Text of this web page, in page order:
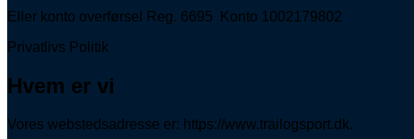
Eller konto overførsel Reg. 6695 Konto 1002179802
Privatlivs Politik
Hvem er vi
Vores webstedsadresse er: https://www.trailogsport.dk.